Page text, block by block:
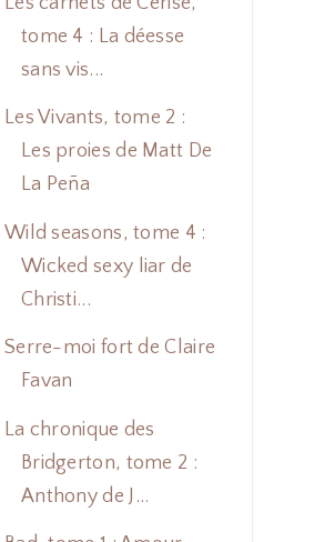
tome 4 : La déesse
sans vis...
Les Vivants, tome 2 :
Les proies de Matt De
La Peña
Wild seasons, tome 4 :
Wicked sexy liar de
Christi...
Serre-moi fort de Claire
Favan
La chronique des
Bridgerton, tome 2 :
Anthony de J...